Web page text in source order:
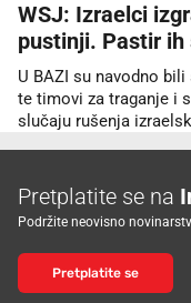
WSJ: Izraelci
pustinji. Pastir
U BAZI su navodno
te timovi za traganje i
slučaju rušenja
Pretplatite se na
Podržite neovisno
Pretplatite se